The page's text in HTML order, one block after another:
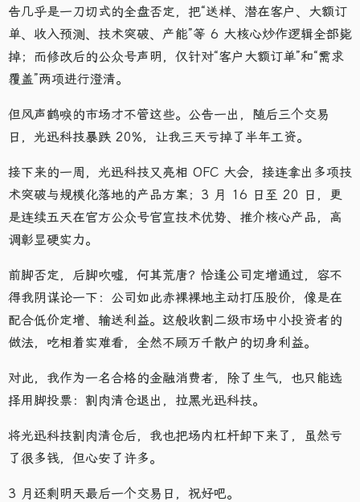
告几乎是一刀切式的全盘否定，把“送样、潜在客户、大额订
单、收入预测、技术突破、产能”等 6 大核心炒作逻辑全部毙
掉；而修改后的公众号声明，仅针对“客户大额订单”和“需求
覆盖”两项进行澄清。
但风声鹤唳的市场才不管这些。公告一出，随后三个交易
日，光迅科技暴跌 20%，让我三天亏掉了半年工资。
接下来的一周，光迅科技又亮相 OFC 大会，接连拿出多项技
术突破与规模化落地的产品方案；3 月 16 日至 20 日，更
是连续五天在官方公众号官宣技术优势、推介核心产品，高
调彰显硬实力。
前脚否定，后脚吹嘘，何其荒唐？恰逢公司定增通过，容不
得我阴谋论一下：公司如此赤裸裸地主动打压股价，像是在
配合低价定增、输送利益。这般收割二级市场中小投资者的
做法，吃相着实难看，全然不顾万千散户的切身利益。
对此，我作为一名合格的金融消费者，除了生气，也只能选
择用脚投票：割肉清仓退出，拉黑光迅科技。
将光迅科技割肉清仓后，我也把场内杠杆卸下来了，虽然亏
了很多钱，但心安了许多。
3 月还剩明天最后一个交易日，祝好吧。